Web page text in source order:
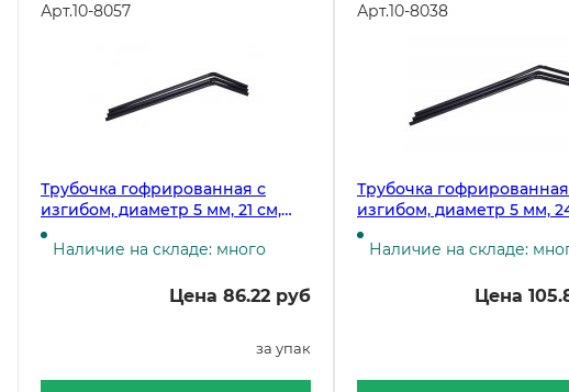
Арт.10-8057
Трубочка гофрированная с
изгибом, диаметр 5 мм, 21 см,
черная, в упаковке 250 штук
Наличие на складе: много
Цена 86.22 руб
за упак
Арт.10-8038
Трубочка
изгибом, диаметр 5 мм,
черная, в упаковке 250
Наличие на складе:
Цена